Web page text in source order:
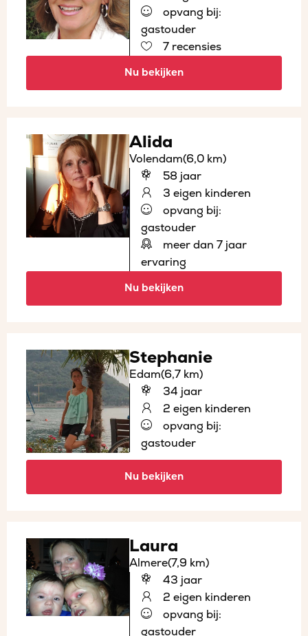
opvang bij:
gastouder
7 recensies
Nu bekijken
Alida
Volendam(6,0 km)
58 jaar
3 eigen kinderen
opvang bij:
gastouder
meer dan 7 jaar
ervaring
Nu bekijken
Stephanie
Edam(6,7 km)
34 jaar
2 eigen kinderen
opvang bij:
gastouder
Nu bekijken
Laura
Almere(7,9 km)
43 jaar
2 eigen kinderen
opvang bij:
gastouder